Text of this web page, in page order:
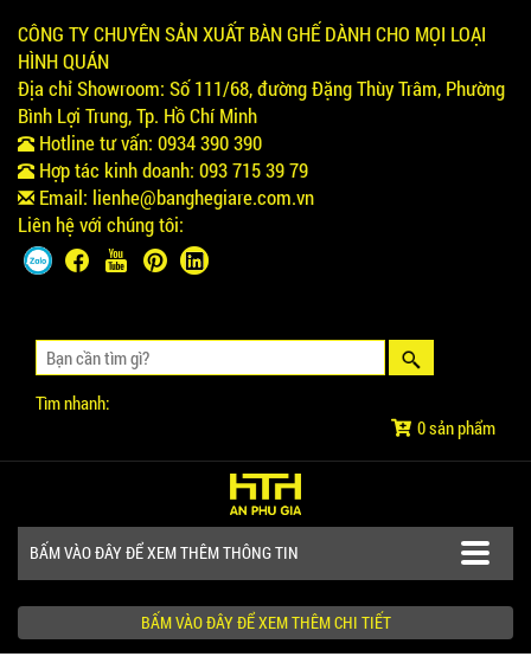
CÔNG TY CHUYÊN SẢN XUẤT BÀN GHẾ DÀNH CHO MỌI LOẠI
HÌNH QUÁN
Địa chỉ Showroom: Số 111/68, đường Đặng Thùy Trâm, Phường
Bình Lợi Trung, Tp. Hồ Chí Minh
Hotline tư vấn: 0934 390 390
Hợp tác kinh doanh: 093 715 39 79
Email: lienhe@banghegiare.com.vn
Liên hệ với chúng tôi:
Tìm nhanh:
0 sản phẩm
BẤM VÀO ĐÂY ĐỂ XEM THÊM THÔNG TIN
BẤM VÀO ĐÂY ĐỂ XEM THÊM CHI TIẾT